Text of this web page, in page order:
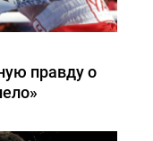
правду о